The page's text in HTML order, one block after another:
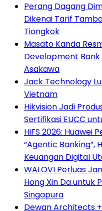
Perang Dagang
Dikenai Tarif
Tiongkok
Masato Kanda
Development
Asakawa
Jack Technology
Vietnam
Hikvision Jadi
Sertifikasi EUCC
HiFS 2026: Huawei
“Agentic Banking”,
Keuangan Digital
WALOVI Perluas
Hong Xin Da untuk
Singapura
Dewan Architects